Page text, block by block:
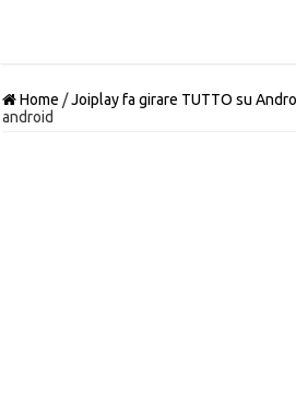
Home /Joiplay fa girare TUTTO su
android